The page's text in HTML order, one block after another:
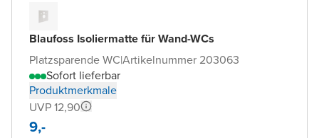
Blaufoss Isoliermatte für Wand-WCs
Platzsparende WC|Artikelnummer 203063
Sofort lieferbar
Produktmerkmale
UVP 12,90
9,-